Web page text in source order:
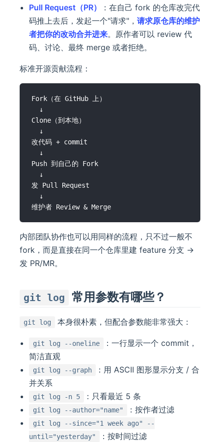
Pull Request（PR）
：在自己 fork 的仓库改完代
码推上去后，发起一个"请求"，请求原仓库的维护
者把你的改动合并进来。原作者可以 review 代
码、讨论、最终 merge 或者拒绝。
标准开源贡献流程：
Fork（在 GitHub 上）
  ↓
Clone（到本地）
  ↓
改代码 + commit
  ↓
Push 到自己的 Fork
  ↓
发 Pull Request
  ↓
内部团队协作也可以用同样的流程，只不过一般不
fork，而是直接在同一个仓库里建 feature 分支 →
发 PR/MR。
git log 常用参数有哪些？
git log 本身很朴素，但配合参数能非常强大：
git log --oneline
：一行显示一个 commit，
简洁直观
git log --graph
：用 ASCII 图形显示分支 / 合
并关系
git log -n 5 ：只看最近 5 条
git log --author="name" ：按作者过滤
git log --since="1 week ago" --
until="yesterday"
：按时间过滤